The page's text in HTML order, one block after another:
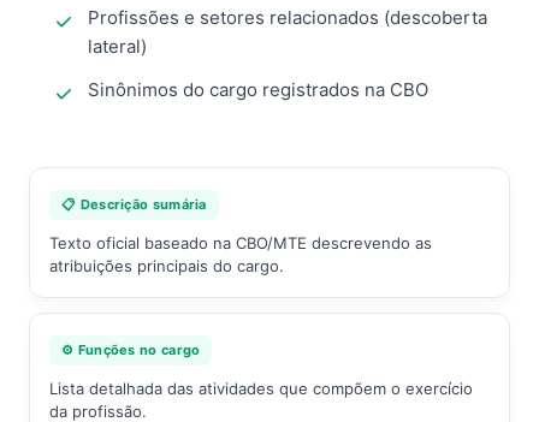
Profissões e setores relacionados (descoberta
lateral)
Sinônimos do cargo registrados na CBO
📋 Descrição sumária
Texto oficial baseado na CBO/MTE descrevendo as
atribuições principais do cargo.
⚙️ Funções no cargo
Lista detalhada das atividades que compõem o exercício
da profissão.